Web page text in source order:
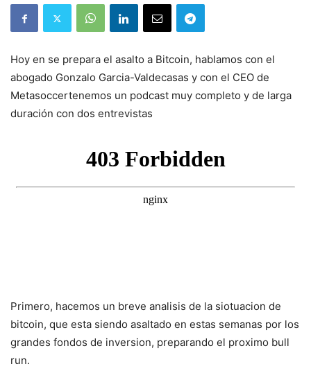
Hoy en se prepara el asalto a Bitcoin, hablamos con el
abogado Gonzalo Garcia-Valdecasas y con el CEO de
Metasoccertenemos un podcast muy completo y de larga
duración con dos entrevistas
Primero, hacemos un breve analisis de la siotuacion de
bitcoin, que esta siendo asaltado en estas semanas por los
grandes fondos de inversion, preparando el proximo bull
run.